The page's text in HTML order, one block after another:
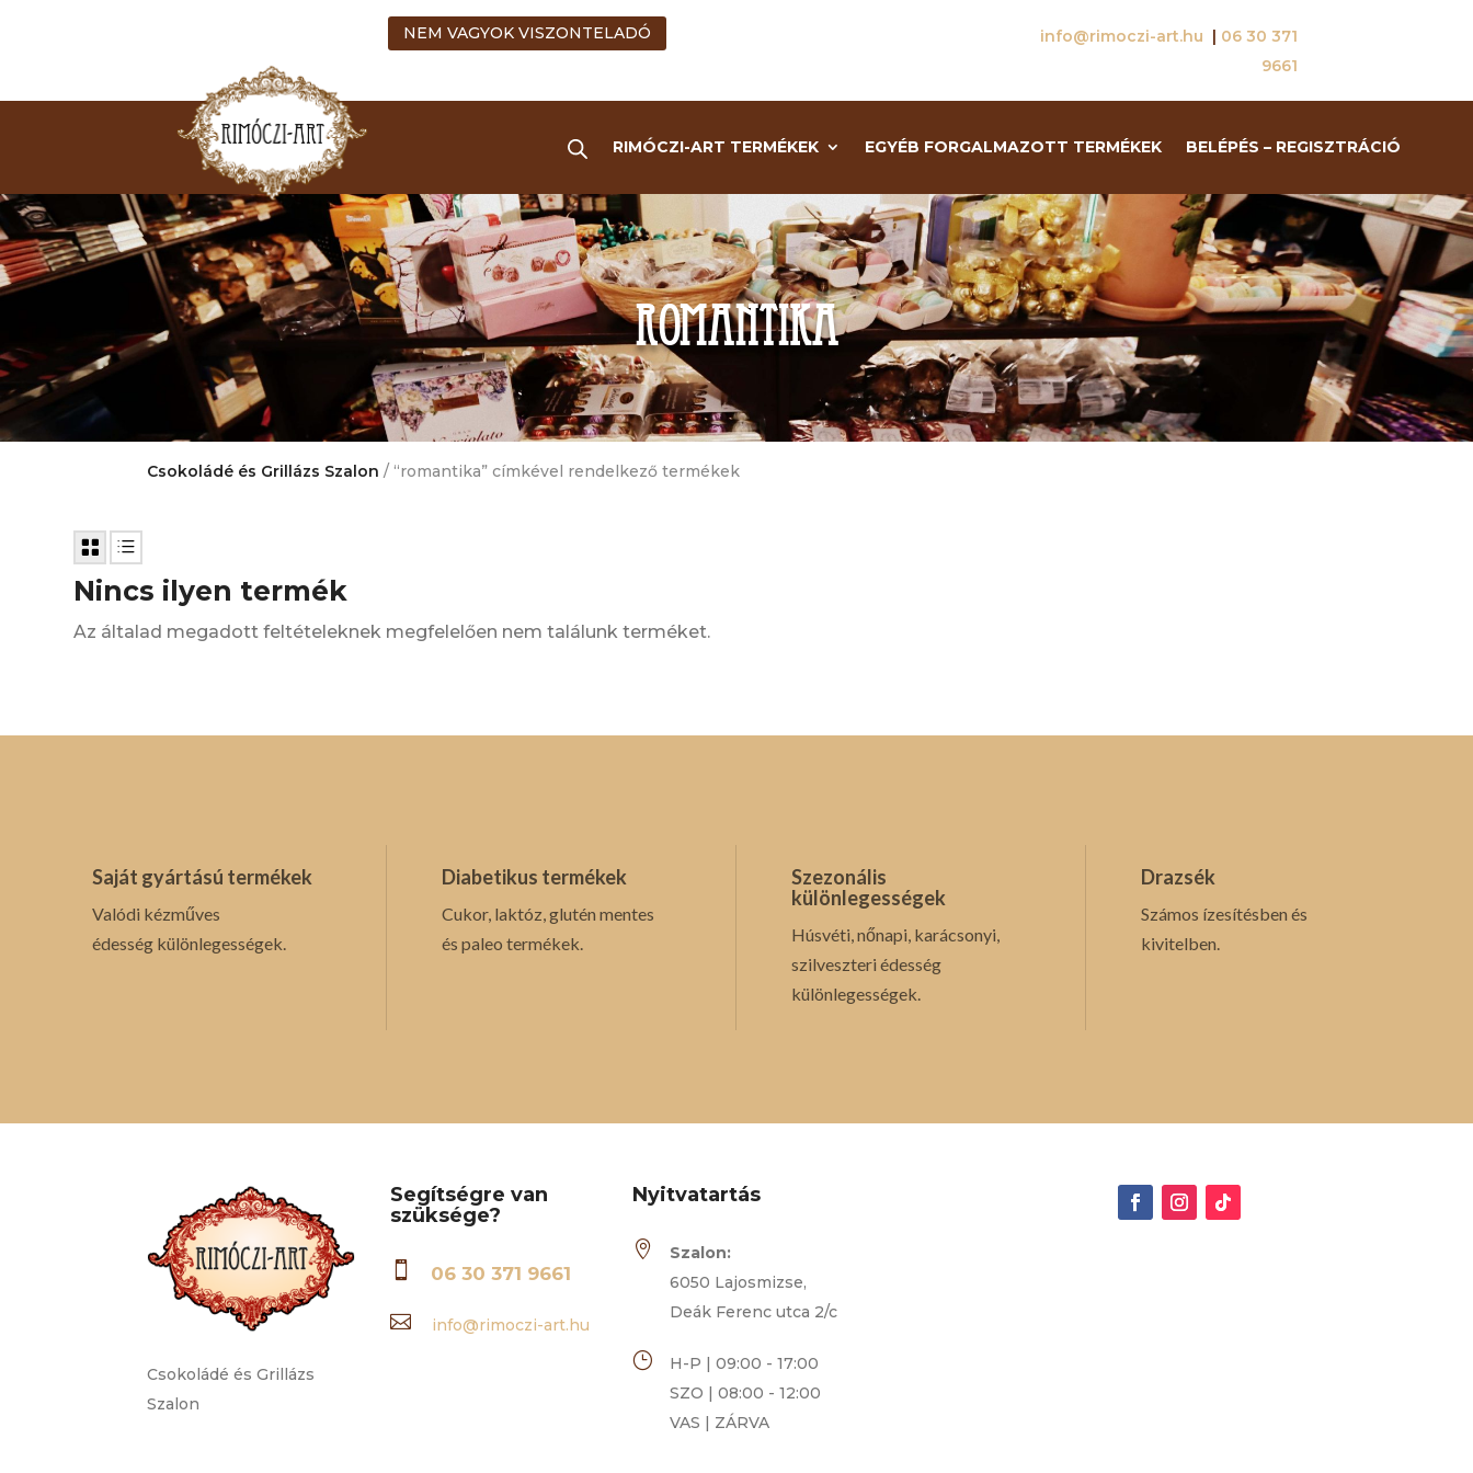
NEM VAGYOK VISZONTELADÓ info@rimoczi-art.hu | 06 30 371
9661
RIMÓCZI-ART TERMÉKEK EGYÉB FORGALMAZOTT TERMÉKEK BELÉPÉS – REGISZTRÁCIÓ
romantika
Csokoládé és Grillázs Szalon / “romantika” címkével rendelkező termékek
Nincs ilyen termék
Az általad megadott feltételeknek megfelelően nem találunk terméket.
Saját gyártású termékek
Valódi kézműves
édesség különlegességek.
Diabetikus termékek
Cukor, laktóz, glutén mentes
és paleo termékek.
Szezonális
különlegességek
Húsvéti, nőnapi, karácsonyi,
szilveszteri édesség
különlegességek.
Drazsék
Számos ízesítésben és
kivitelben.
Csokoládé és Grillázs
Szalon
Segítségre van
szüksége?
 06 30 371 9661
 info@rimoczi-art.hu
Nyitvatartás

Szalon:
6050 Lajosmizse,
Deák Ferenc utca 2/c
}
H-P | 09:00 - 17:00
SZO | 08:00 - 12:00
VAS | ZÁRVA